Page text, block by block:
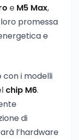
e M5 Max,
promessa
e
con i modelli
chip M6.
di
l’hardware